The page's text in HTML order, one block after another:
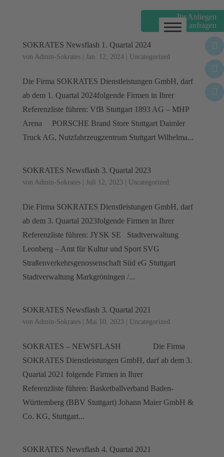
Gebäudemanagement
Winterdienste
News
Über uns
Ihr Anliegen
online anfragen
SOKRATES Newsflash 1. Quartal 2024
von Admin-Sokrates| Jan. 12, 2024| Uncategorized
Die Firma SOKRATES Dienstleistungen GmbH, darf
ab dem 1. Quartal 2024folgende Firmen in Ihrer
Referenzliste führen: VfB Stuttgart 1893 AG – MHP
Arena PORSCHE Brand Store Stuttgart Daimler
Truck AG, Nutzfahrzeugzentrum Stuttgart Wilhelma...
SOKRATES Newsflash 3. Quartal 2023
von Admin-Sokrates| Juli 12, 2023 Uncategorized
Die Firma SOKRATES Dienstleistungen GmbH, darf
ab dem 3. Quartal 2023folgende Firmen in Ihrer
Referenzliste führen: JYSK SE Stadtverwaltung
Leonberg – Amt für Kultur und Sport SVG
Straßenverkehrsgenossenschaft Süd eG Stuttgart
Stadtverwaltung Markgröningen /...
SOKRATES Newsflash 3. Quartal 2021
von Admin-Sokrates| Mai 10, 2023 Uncategorized
SOKRATES – NEWSFLASH Die Firma
SOKRATES Dienstleistungen GmbH, darf ab dem 3.
Quartal 2021 folgende Firmen in Ihrer
Referenzliste führen: Basketballverband Baden-
Württemberg (BBV Stuttgart) Johann Maier GmbH &
Co. KG, Stuttgart...
SOKRATES Newsflash 4. Quartal 2021